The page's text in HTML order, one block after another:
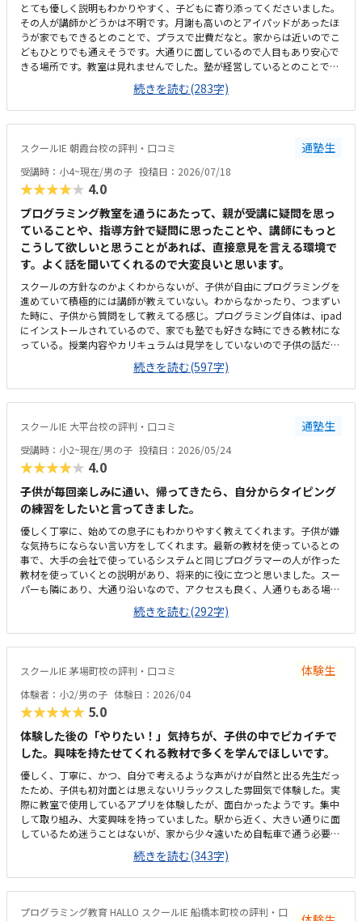
とても優しく説明もわかりやすく、子どもに寄り添ってくださいました。
その人が講師かどうかは不明です。月謝も高いのとアイパッドがあったほ
うが家でもできるとのことで、プラスで出費だなと。家からは近いのでこ
どもひとりでも通えそうです。大通りに面しているので人目もあり安心で
きる場所です。教室は見れませんでした。塾が経営しているとのことで塾
の方の教室は少し覗けました。建物自体が古い感じでした。週1で15,000
円は高いように思いました。もう少し回数を増やしてもらうか、下げても
らえると助かります。説明してくれた方はとても説明がわかりやすく、こ
どもに寄り添ってくださいました。
続きを読む(283字)
スクールIE 朝霞台校の評判・口コミ 通塾生
受講時：小4~現在/男の子 投稿日：2026/07/18
★★★★★ 4.0
プログラミング教室を通うにあたって、親が受講に疑問を思っ
ていることや、指導方針で疑問に思ったことや、講師にもっと
こうして欲しいと思うことがあれば、直接意見を言える環境で
す。よく話を聞いてくれるので大変良いと思います。
スクールの方針なのかよくわからないが、子供が自由にプログラミングを
進めていて積極的には講師が教えていない。わからなかったり、つまずい
た時に、子供から質問をして教えてる感じ。プログラミング自体は、ipad
にインストールされているので、家でも塾でも好きな時にできる教材にな
っている。授業内容やカリキュラムは見学をしていないので子供の話だ
が、積極的に講師が教えていないみたい。月1回はプログラミングで作っ
たものを発表すると聞いていたが、実施してないみたい。駅からは徒歩で
すぐ来れる距離で、一本道だから迷うことなく来れるので立地は良いと思
います。駐車場はないので、車の送迎は路上駐車になります。駐輪スペー
スはあるので子供一人でも近い人なら行けると思います。奥の方まで覗い
たことはないので詳しくはわからないが、入り口や教室の内装は奇麗だと
思います。気軽に入りやすい感じがします。ひとそれぞれになってしまい
ますので何とも言えませんが、オンラインでなく、対面で教えてくれるの
で、妥当な金額と思います。子供には楽しいみたいで、家でも自由にプロ
グラミングを進めています。たまにゲームみたいなものを作っていて、親
に「やってみて」と言ってきます。プログラミング能力だけでなく創造力
も養われているのかなと感じます。今のところは特にありません。オンラ
インでなく、対面での受講は、人と接する機会の場としても良いと思いま
す。
続きを読む(597字)
スクールIE 大平台校の評判・口コミ 通塾生
受講時：小2~現在/男の子 投稿日：2026/05/24
★★★★★ 4.0
子供が毎回楽しみに通い、帰ってきたら、自分からタイピング
の練習をしたいと言ってきました。
優しく丁寧に、始めての息子にもわかりやすく教えてくれます。子供が嫌
な気持ちにならない言い方をしてくれます。最新の教材を使っているとの
事で、大手の会社で使っているシステムと同じプログラマーの人が作った
教材を使っていくとの説明があり、将来的に役に立つと思いました。スー
パーも隣にあり、大通り沿いなので、アクセスも良く、人通りもある場所
なので、安心です。いつもキレイに掃除もされていて、雰囲気も良く過ご
しやすいと思います。ただ、靴を脱ぐ所と中の境がマットだけなのて、雨
が強い日は大丈夫かなっと思います。まだ通い始めたばかりなのでわから
ないが、追加でかかるとかはなさそうなので、良かったです。
続きを読む(292字)
スクールIE 茅場町校の評判・口コミ 体験生
体験者：小2/男の子 体験日：2026/04
★★★★★ 5.0
体験した後の「やりたい！」気持ちが、子供の中でピカイチで
した。興味を持たせてくれる教材で多くを学んでほしいです。
優しく、丁寧に、かつ、自分で考えるような声がけが自然と出る先生だっ
たため、子供も初対面とは思えないリラックスした雰囲気で体験した。実
際に教室で使用しているアプリを体験したが、面白かったようです。集中
して取り組み、大変興味を持っていました。駅から近く、大きい通りに面
しているため迷うことはないが、家から少々遠いため自転車で通う必要が
あり、車どおりが多い通りをいくつも通るのが心配。体験教室と実際の教
室が同じかどうか不明なため評価は３に。体験した教室は特に問題はない
と思う。少々高めに思う。しかし、おそらく共同開発されたアプリなの
で、仕方がないのではと理解した。大きく分けて二種類の教材を利用で
き、どちらもプログラミングを学ぶが、それを多方面から学べるのが素人
続きを読む(343字)
プログラミング教育 HALLO スクールIE 船橋本町校の評判・口